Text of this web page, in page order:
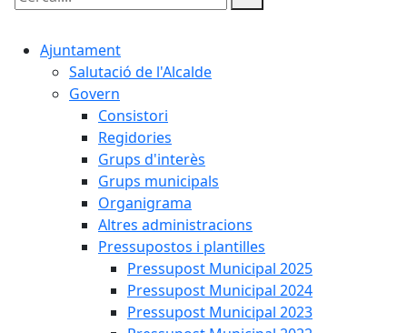
Cercar:
Ajuntament
Salutació de l'Alcalde
Govern
Consistori
Regidories
Grups d'interès
Grups municipals
Organigrama
Altres administracions
Pressupostos i plantilles
Pressupost Municipal 2025
Pressupost Municipal 2024
Pressupost Municipal 2023